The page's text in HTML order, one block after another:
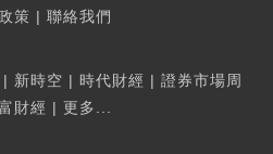
策 | 聯絡我們
| 新時空 | 時代財經 | 證券市場周
財經 | 更多...